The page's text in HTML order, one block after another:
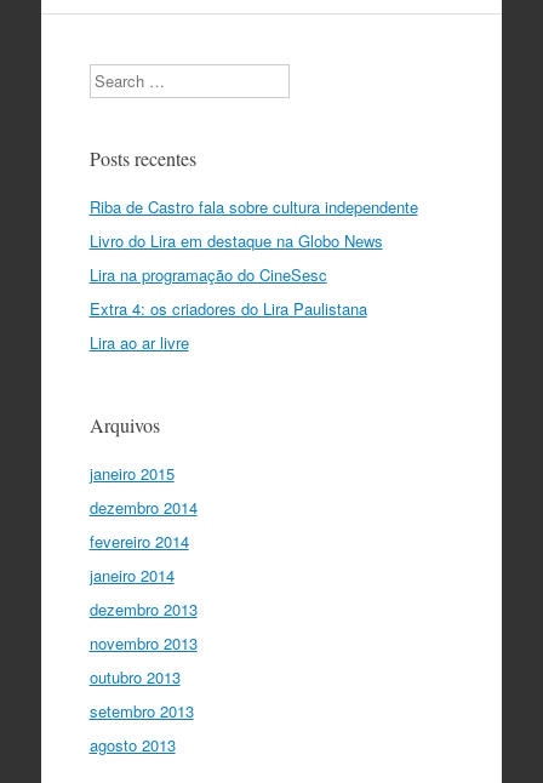
Search
Posts recentes
Riba de Castro fala sobre cultura independente
Livro do Lira em destaque na Globo News
Lira na programação do CineSesc
Extra 4: os criadores do Lira Paulistana
Lira ao ar livre
Arquivos
janeiro 2015
dezembro 2014
fevereiro 2014
janeiro 2014
dezembro 2013
novembro 2013
outubro 2013
setembro 2013
agosto 2013